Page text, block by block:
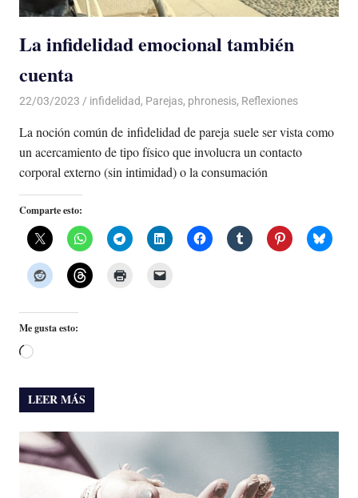
La infidelidad emocional también
cuenta
22/03/2023 De todo un Poco
infidelidad, Parejas, phronesis, Reflexiones
La noción común de infidelidad de pareja suele ser vista como
un acercamiento de tipo físico que involucra un contacto
corporal externo (sin intimidad) o la consumación
Comparte esto:
Me gusta esto:
Cargando...
LEER MÁS